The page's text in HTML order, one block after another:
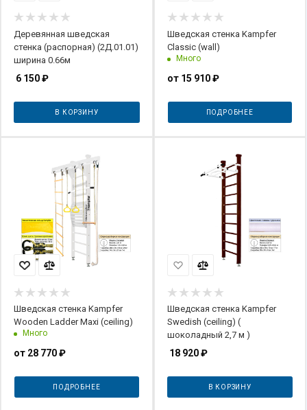
Деревянная шведская
стенка (распорная) (2Д.01.01)
ширина 0.66м
6 150₽
В КОРЗИНУ
Шведская стенка Kampfer
Classic (wall)
Много
от 15 910 ₽
ПОДРОБНЕЕ
Шведская стенка Kampfer
Wooden Ladder Maxi (ceiling)
Много
от 28 770 ₽
ПОДРОБНЕЕ
Шведская стенка Kampfer
Swedish (сeiling) (
шоколадный 2,7 м )
18 920₽
В КОРЗИНУ